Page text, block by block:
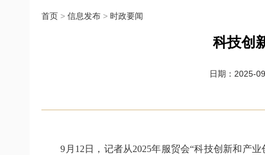
首页 > 信息发布 > 时政要闻
科技创
日期：2025-
9月12日，记者从2025年服贸会“科技创新和产业